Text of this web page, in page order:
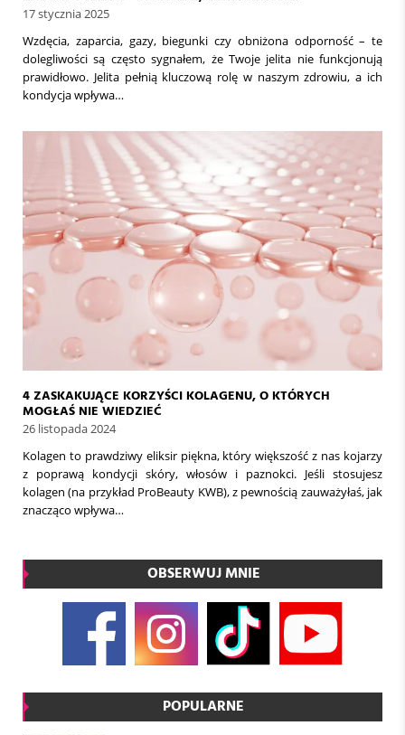
17 stycznia 2025
Wzdęcia, zaparcia, gazy, biegunki czy obniżona odporność – te
dolegliwości są często sygnałem, że Twoje jelita nie funkcjonują
prawidłowo. Jelita pełnią kluczową rolę w naszym zdrowiu, a ich
kondycja wpływa…
4 ZASKAKUJĄCE KORZYŚCI KOLAGENU, O KTÓRYCH
MOGŁAŚ NIE WIEDZIEĆ
26 listopada 2024
Kolagen to prawdziwy eliksir piękna, który większość z nas kojarzy
z poprawą kondycji skóry, włosów i paznokci. Jeśli stosujesz
kolagen (na przykład ProBeauty KWB), z pewnością zauważyłaś, jak
znacząco wpływa…
OBSERWUJ MNIE
POPULARNE